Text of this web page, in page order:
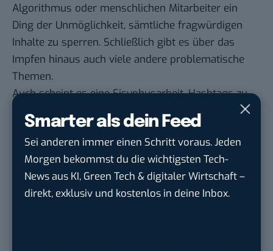
Smarter als dein Feed
Sei anderen immer einen Schritt voraus. Jeden
Morgen bekommst du die wichtigsten Tech-
News aus KI, Green Tech & digitaler Wirtschaft –
direkt, exklusiv und kostenlos in deine Inbox.
Algorithmus oder menschlichen Mitarbeiter ein
Ding der Unmöglichkeit, sämtliche fragwürdigen
Inhalte zu sperren. Schließlich gibt es über das
Impfen hinaus auch viele andere problematische
Themen.
Auch scheint es eine Sisyphusarbeit, Hashtags zu
bannen, nur damit sich die Nutzer neue Hashtags
suchen. Was kann man also gegen das Verbreiten
solcher Lügen und Halbwahrheiten im Internet tun?
Ein aktuellerDaten-Reportlegt nahe, dass das
wahre Problem nicht (nur) die Inhalte der
Impfgegner oder das Vorgehen der sozialen